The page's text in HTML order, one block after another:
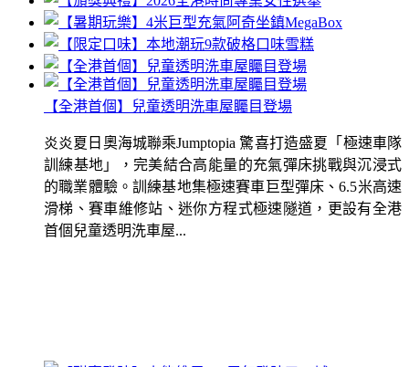
【全港首個】兒童透明洗車屋矚目登場
炎炎夏日奧海城聯乘Jumptopia 驚喜打造盛夏「極速車隊
訓練基地」，完美結合高能量的充氣彈床挑戰與沉浸式
的職業體驗。訓練基地集極速賽車巨型彈床、6.5米高速
滑梯、賽車維修站、迷你方程式極速隧道，更設有全港
首個兒童透明洗車屋...